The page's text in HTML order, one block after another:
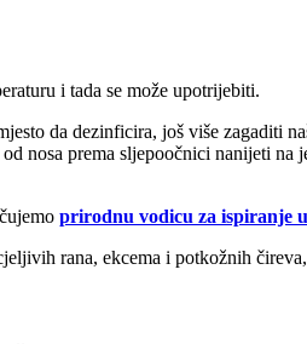
i tada se može upotrijebiti.
da dezinficira, još više zagaditi
nosa prema sljepoočnici nanijeti
prirodnu vodicu za ispiranje
rana, ekcema i potkožnih